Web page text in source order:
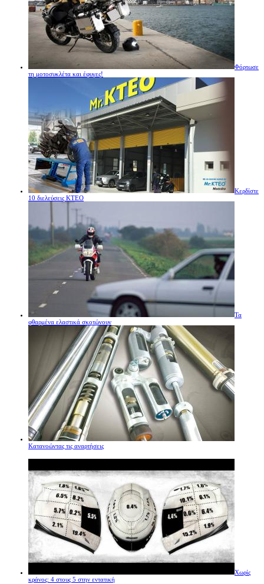
Φόρτωσε
τη μοτοσυκλέτα και έφυγες!
Κερδίστε
10 διελεύσεις ΚΤΕΟ
Τα
φθαρμένα ελαστικά σκοτώνουν
Κατανοώντας τις αναρτήσεις
Χωρίς
κράνος: 4 στους 5 στην εντατική